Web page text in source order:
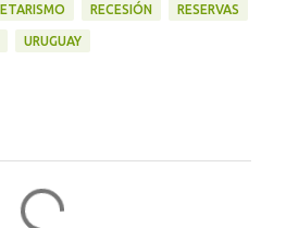
RECESIÓN RESERVAS
URUGUAY